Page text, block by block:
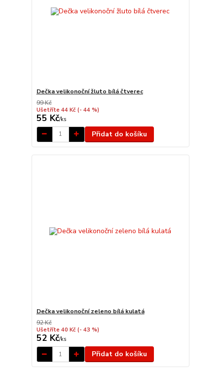
Dečka velikonoční žluto bílá čtverec
99 Kč
Ušetříte 44 Kč (- 44 %)
55 Kč/ks
Přidat do košíku
Dečka velikonoční zeleno bílá kulatá
92 Kč
Ušetříte 40 Kč (- 43 %)
52 Kč/ks
Přidat do košíku